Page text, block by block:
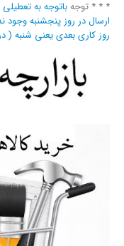
* * * توجهباتوجه به
ارسال در روز پنجشنبه وجود
روز کاری بعدی یعنی شنبه